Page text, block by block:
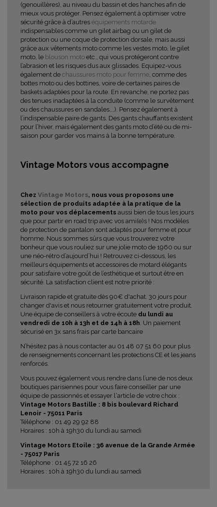
(genouillères), au niveau du bassin et des hanches afin de
mieux vous protéger. Pensez également à optimiser votre
sécurité grâce à d’autres équipements motarde
indispensables comme un gilet airbag ou un gilet de
protection ou une coque de protection dorsale, mais aussi
grâce aux vêtements moto comme les vestes moto, le gilet
moto, le blouson moto etc., qui vous protégeront contre
l’abrasion et les risques dus aux glissades. Equipez-vous
également de chaussures moto pour femme , comme des
bottes moto ou des bottines, voire de certaines paires de
baskets adaptées pour la route. En revanche, ne portez pas
des tenues inadaptées à la conduite (comme le survêtement
ou des chaussures en sandales….). Pensez également à
l’indispensable paire de gants. Des gants chauffants existent
pour l’hiver, mais également des gants moto d’été ou de mi-
saison pour garder vos mains à la bonne température.
Vintage Motors vous accompagne
Chez Vintage Motors, nous vous proposons une
sélection de produits adaptée à la pratique de la
moto pour vos déplacements aussi bien de tous les jours
que pour partir en road trip avec vos ami(e)s ! Nos modèles
de protection de pantalon sont adaptés pour femme et pour
homme. Nous sommes sûrs que vous trouverez votre
bonheur que vous rouliez sur une jolie moto de 1960 ou sur
une néo-rétro d’aujourd’hui ! Retrouvez ci-dessous, les
meilleurs équipements et accessoires de motard élégants
pour satisfaire votre goût de l’esthétique et surtout être en
sécurité. La satisfaction client est notre priorité :
Livraison rapide et gratuite dès 90€ d'achat. 30 jours pour
changer d'avis et nous retourner gratuitement votre produit.
Une équipe de conseillers à votre écoute du lundi au
vendredi de 10h à 13h et de 14h à 18h . Un paiement
sécurisé en 3x sans frais par carte bancaire
N’hésitez pas à nous contacter au 01 48 07 51 60 pour plus
de renseignements concernant les protections CE et les jeans
renforcés.
Vous pouvez également vous rendre dans l’une de nos deux
boutiques parisiennes pour vous faire conseiller par une
équipe de passionnés et essayer l‘article de votre choix :
Vintage Motors Bastille : 8 bis boulevard Richard
Lenoir - 75011 Paris
Téléphone : 01 49 29 92 88
Horaires : 10h à 19h30 du lundi au samedi
Vintage Motors Etoile : 36 avenue de la Grande Armée
- 75017 Paris
Téléphone : 01 45 72 16 26
Horaires : 10h à 19h30 du lundi au samedi